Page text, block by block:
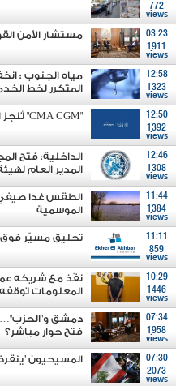
772
views
03:23
1911
views
مستشار الأمن
12:58
1323
views
مياه الجنوب :
المتكرر لخط
12:50
1392
views
"CMA CGM" تُنجز الاستحواذ على مجموعة فتّال
12:46
1308
views
الداخلية: فتح
المدير العام
11:44
1384
views
الطقس غدا صيفي
الموسمية
11:11
859
views
تحليق مسيّر فوق
10:29
1446
views
نفّذ مع شريكه
المعلومات
07:34
1958
views
دمشق و"الحزب"…
فتح حوار مباشر؟
07:30
2073
views
المسيحيون